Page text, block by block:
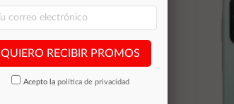
QUIERO RECIBIR PROMOS
Acepto la política de privacidad